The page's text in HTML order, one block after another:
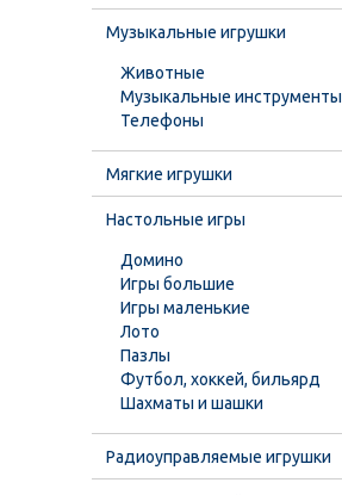
Музыкальные игрушки
Животные
Музыкальные инструменты
Телефоны
Мягкие игрушки
Настольные игры
Домино
Игры большие
Игры маленькие
Лото
Пазлы
Футбол, хоккей, бильярд
Шахматы и шашки
Радиоуправляемые игрушки